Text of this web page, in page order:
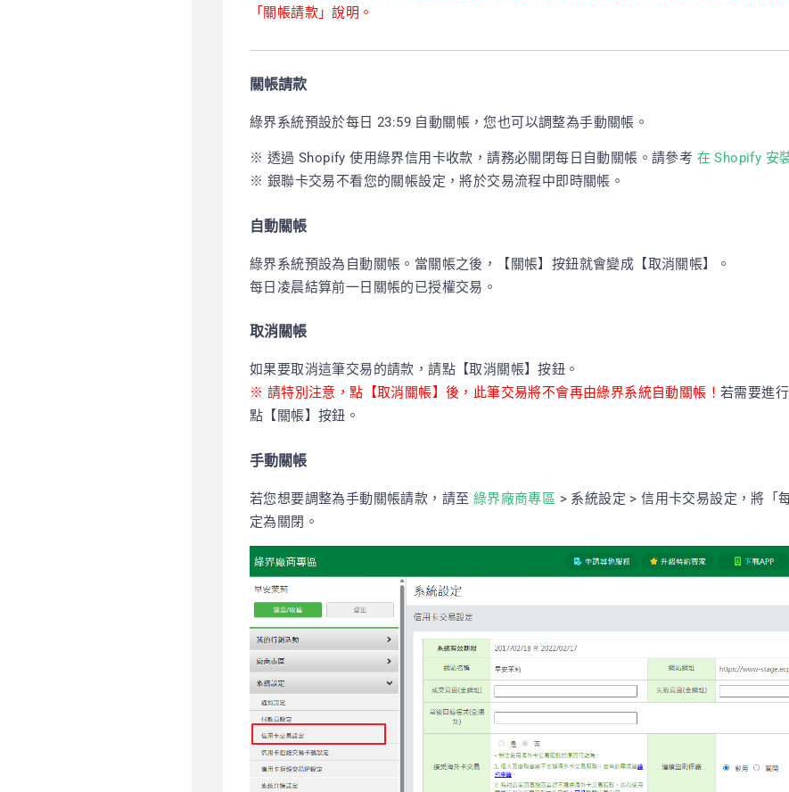
「關帳請款」說明。
關帳請款
綠界系統預設於每日 23:59 自動關帳，您也可以調整為手動關帳。
※ 透過 Shopify 使用綠界信用卡收款，請務必關閉每日自動關帳。請參考 在 Shopify 安
※ 銀聯卡交易不看您的關帳設定，將於交易流程中即時關帳。
自動關帳
綠界系統預設為自動關帳。當關帳之後，【關帳】按鈕就會變成【取消關帳】。
每日凌晨結算前一日關帳的已授權交易。
取消關帳
如果要取消這筆交易的請款，請點【取消關帳】按鈕。
※ 請特別注意，點【取消關帳】後，此筆交易將不會再由綠界系統自動關帳！ 若需要進
點【關帳】按鈕。
手動關帳
若您想要調整為手動關帳請款，請至 綠界廠商專區 > 系統設定 > 信用卡交易設定，將「
定為關閉。